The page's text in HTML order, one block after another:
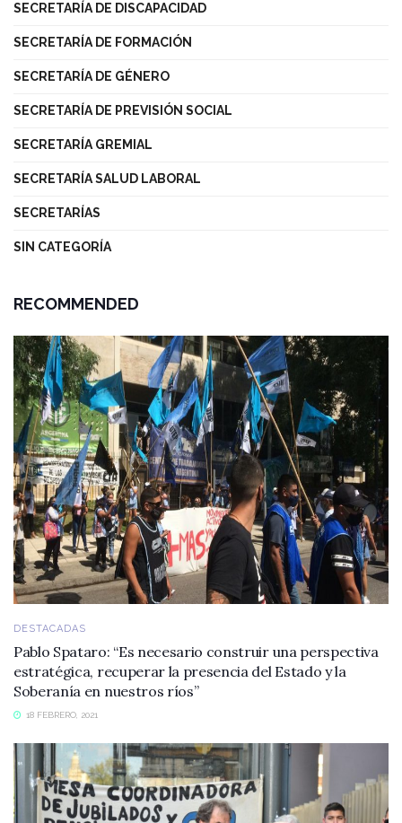
SECRETARÍA DE DISCAPACIDAD
SECRETARÍA DE FORMACIÓN
SECRETARÍA DE GÉNERO
SECRETARÍA DE PREVISIÓN SOCIAL
SECRETARÍA GREMIAL
SECRETARÍA SALUD LABORAL
SECRETARÍAS
SIN CATEGORÍA
RECOMMENDED
DESTACADAS
Pablo Spataro: “Es necesario construir una perspectiva
estratégica, recuperar la presencia del Estado y la
Soberanía en nuestros ríos”
18 FEBRERO, 2021